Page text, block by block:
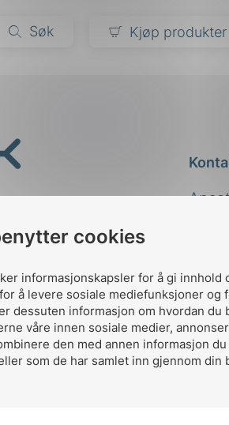
cookies
informasjonskapsler for å gi innhold
å levere sosiale mediefunksjoner og
dessuten informasjon om hvordan du
våre innen sosiale medier,
den med annen informasjon
som de har samlet inn gjennom din
Søk Kjøp produkter